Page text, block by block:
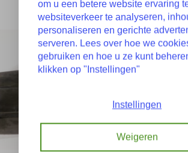
om u een betere website ervaring
websiteverkeer te analyseren,
personaliseren en gerichte
serveren. Lees over hoe we
gebruiken en hoe u ze kunt
klikken op "Instellingen"
Instellingen
Weigeren